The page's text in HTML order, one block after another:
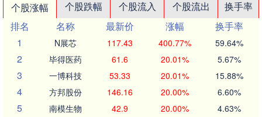
个股涨幅 个股跌幅 个股流入 个股流出
换手率
排名
名称 最新价 涨幅
换手率
1
N展芯 117.43 400.77% 59.64%
2 毕得医药 61.6 20.01% 5.67%
3 一博科技 53.33 20.01% 15.88%
4 方邦股份 146.16 20.00% 6.60%
5 南模生物 42.9 20.00% 4.63%